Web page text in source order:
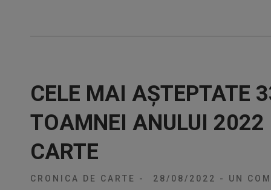
CELE MAI AȘTEPTATE
TOAMNEI ANULUI 2022
CARTE
CRONICA DE CARTE - 28/08/2022 - UN